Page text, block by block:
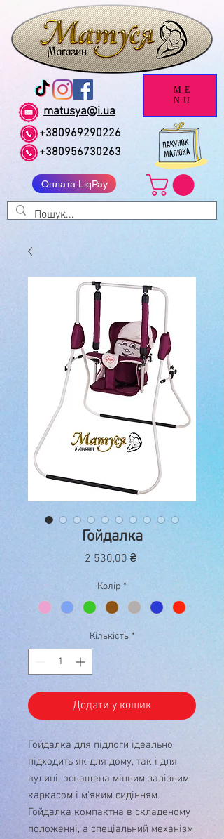
matusya@i.ua
+380969290226
+380956730263
Оплата LiqPay
ME
NU
Гойдалка
2 530,00 ₴Ціна
Колір *
Кількість *
Додати у кошик
Гойдалка для підлоги ідеально
підходить як для дому, так і для
вулиці, оснащена міцним залізним
каркасом і м'яким сидінням.
Гойдалка компактна в складеному
положенні, а спеціальний механізм